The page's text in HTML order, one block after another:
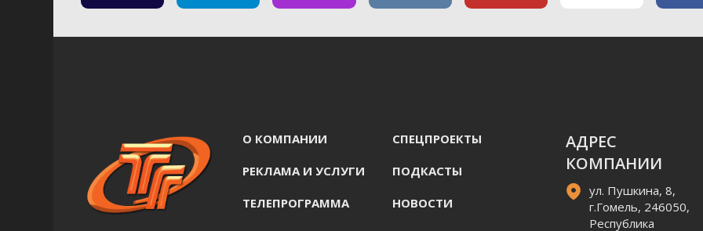
О КОМПАНИИ СПЕЦПРОЕКТЫ
РЕКЛАМА И УСЛУГИ ПОДКАСТЫ
ТЕЛЕПРОГРАММА НОВОСТИ
АДРЕС
КОМПАНИИ
ул. Пушкина, 8,
г.Гомель, 246050,
Республика